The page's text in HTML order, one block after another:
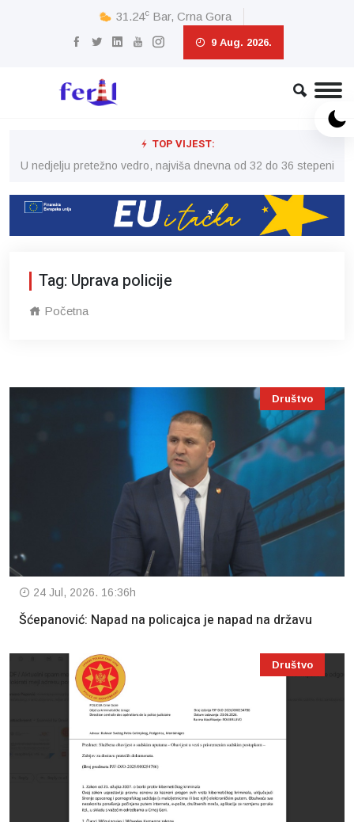
31.24c Bar, Crna Gora
9 Aug. 2026.
TOP VIJEST:
U nedjelju pretežno vedro, najviša dnevna od 32 do 36 stepeni
Tag: Uprava policije
Početna
Društvo
24 Jul, 2026. 16:36h
Šćepanović: Napad na policajca je napad na državu
Društvo